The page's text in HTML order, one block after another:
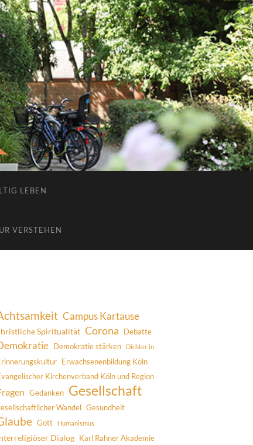
LEBEN
VERSTEHEN
Campus Kartause
Spiritualität Corona Debatte
Demokratie stärken Dichter:in
Erwachsenenbildung Köln
Kirchenverband Köln und Region
Gedanken Gesellschaft
Wandel Gesundheit
Gott Humanismus
Dialog Karl Rahner Akademie